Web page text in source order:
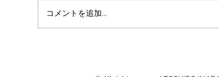
コメントを追加…